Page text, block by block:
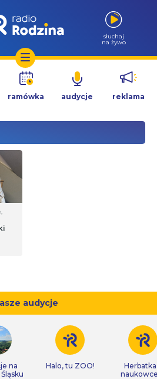
słuchaj
na żywo
ramówka audycje reklama
audycje
na
Halo, tu ZOO!